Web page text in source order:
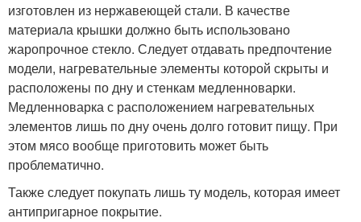
изготовлен из нержавеющей стали. В качестве
материала крышки должно быть использовано
жаропрочное стекло. Следует отдавать предпочтение
модели, нагревательные элементы которой скрыты и
расположены по дну и стенкам медленноварки.
Медленноварка с расположением нагревательных
элементов лишь по дну очень долго готовит пищу. При
этом мясо вообще приготовить может быть
проблематично.
Также следует покупать лишь ту модель, которая имеет
антипригарное покрытие.